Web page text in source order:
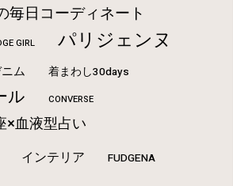
毎日コーディネート
GIRL パリジェンヌ
ム 着まわし30days
ル CONVERSE
×血液型占い
インテリア FUDGENA